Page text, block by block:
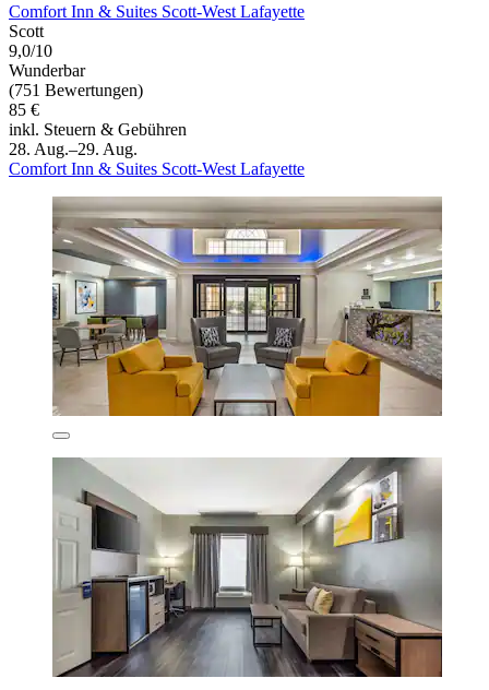
Comfort Inn & Suites Scott-West Lafayette
Scott
9,0/10
Wunderbar
(751 Bewertungen)
85 €
inkl. Steuern & Gebühren
28. Aug.–29. Aug.
Comfort Inn & Suites Scott-West Lafayette